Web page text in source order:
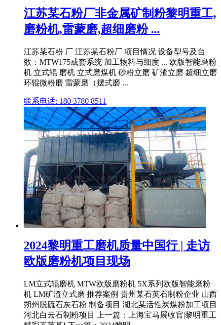
江苏某石粉厂非金属矿制粉黎明重工,
磨粉机,雷蒙磨,超细磨粉 ...
江苏某石粉 厂 江苏某石粉厂 项目情况 设备型号及台
数：MTW175成套系统 加工物料与细度 ... 欧版智能磨粉
机 立式辊 磨机 立式磨煤机 砂粉立磨 矿渣立磨 超细立磨
环辊微粉磨 雷蒙磨（摆式磨 ...
联系电话: 180 3780 8511
2024黎明重工磨机质量中国行 | 走访
欧版磨粉机项目现场
LM立式辊磨机 MTW欧版磨粉机 5X系列欧版智能磨粉
机 LM矿渣立式磨 推荐案例 贵州某石英石制粉企业 山西
朔州脱硫石灰石粉 制备项目 湖北某活性炭煤粉加工项目
河北白云石制粉项目 上一篇：上海宝马展收官|黎明重工